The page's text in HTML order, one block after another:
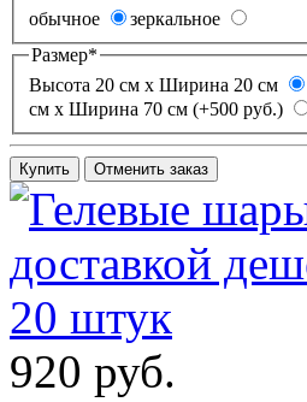
обычное
зеркальное
Размер*
Высота 20 см х Ширина 20 см
см х Ширина 70 см (+500 руб.)
920 руб.